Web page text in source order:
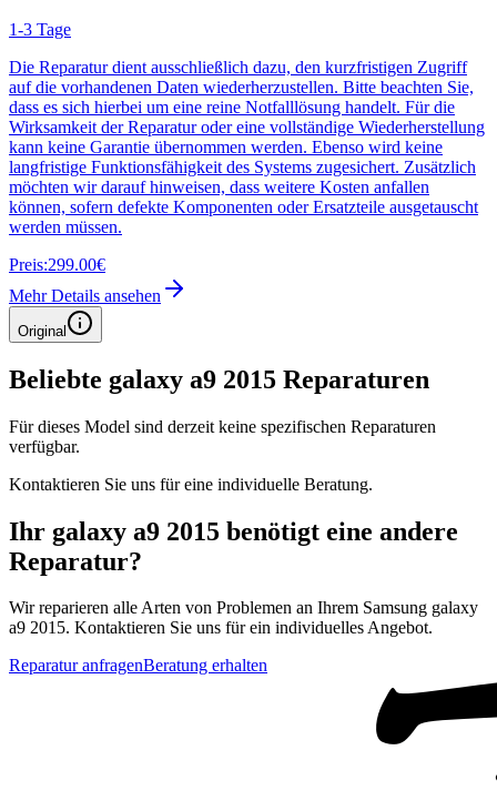
1-3 Tage
Die Reparatur dient ausschließlich dazu, den kurzfristigen Zugriff
auf die vorhandenen Daten wiederherzustellen. Bitte beachten Sie,
dass es sich hierbei um eine reine Notfalllösung handelt. Für die
Wirksamkeit der Reparatur oder eine vollständige Wiederherstellung
kann keine Garantie übernommen werden. Ebenso wird keine
langfristige Funktionsfähigkeit des Systems zugesichert. Zusätzlich
möchten wir darauf hinweisen, dass weitere Kosten anfallen
können, sofern defekte Komponenten oder Ersatzteile ausgetauscht
werden müssen.
Preis:299.00€
Mehr Details ansehen
Original
Beliebte galaxy a9 2015 Reparaturen
Für dieses Model sind derzeit keine spezifischen Reparaturen
verfügbar.
Kontaktieren Sie uns für eine individuelle Beratung.
Ihr galaxy a9 2015 benötigt eine andere
Reparatur?
Wir reparieren alle Arten von Problemen an Ihrem Samsung galaxy
a9 2015. Kontaktieren Sie uns für ein individuelles Angebot.
Reparatur anfragenBeratung erhalten